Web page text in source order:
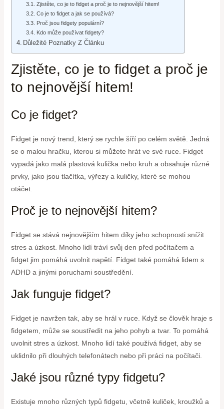
Zjistěte, co je to fidget a proč je to nejnovější hitem!
Co je to fidget a jak se používá?
Proč jsou fidgety populární?
Kdo může používat fidgety?
Důležité Poznatky Z Článku
Zjistěte, co je to fidget a proč je
to nejnovější hitem!
Co je fidget?
Fidget je nový trend, který se rychle šíří po celém světě. Jedná
se o malou hračku, kterou si můžete hrát ve své ruce. Fidget
vypadá jako malá plastová kulička nebo kruh a obsahuje různé
prvky, jako jsou tlačítka, výřezy a kuličky, které se mohou
otáčet.
Proč je to nejnovější hitem?
Fidget se stává nejnovějším hitem díky jeho schopnosti snížit
stres a úzkost. Mnoho lidí tráví svůj den před počítačem a
fidget jim pomáhá uvolnit napětí. Fidget také pomáhá lidem s
ADHD a jinými poruchami soustředění.
Jak funguje fidget?
Fidget je navržen tak, aby se hrál v ruce. Když se člověk hraje s
fidgetem, může se soustředit na jeho pohyb a tvar. To pomáhá
uvolnit stres a úzkost. Mnoho lidí také používá fidget, aby se
uklidnilo při dlouhých telefonátech nebo při práci na počítači.
Jaké jsou různé typy fidgetu?
Existuje mnoho různých typů fidgetu, včetně kuliček, kroužků a